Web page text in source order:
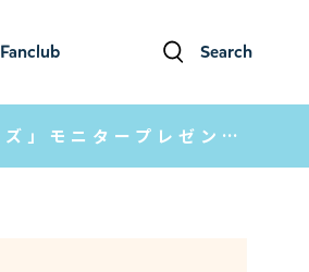
Fanclub Search
【ムーミン公式ファンクラブ】「オーロラ・アウトドア文具シリーズ」モニタープレゼントキャンペーンを開催！